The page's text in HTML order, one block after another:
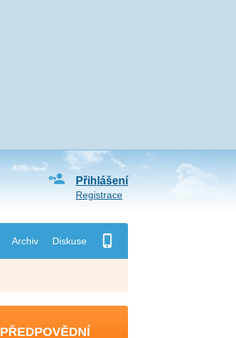
Archiv Diskuse
Přihlášení
Registrace
PŘEDPOVĚDNÍ